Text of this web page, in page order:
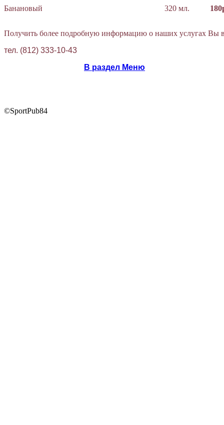
Банановый 320 мл.
Получить более подробную информацию о наших услугах Вы
тел. (812) 333-10-43
В раздел Меню
©SportPub84